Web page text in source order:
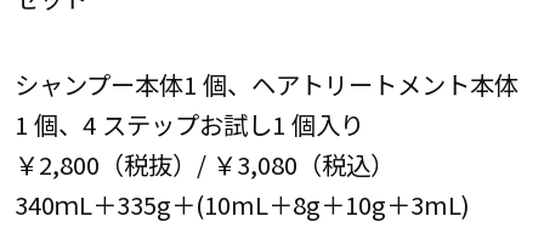
シャンプー本体1 個、ヘアトリートメント本体
1 個、4 ステップお試し1 個入り
￥2,800（税抜）/ ￥3,080（税込）
340ｍL＋335g＋(10mL＋8g＋10g＋3mL)